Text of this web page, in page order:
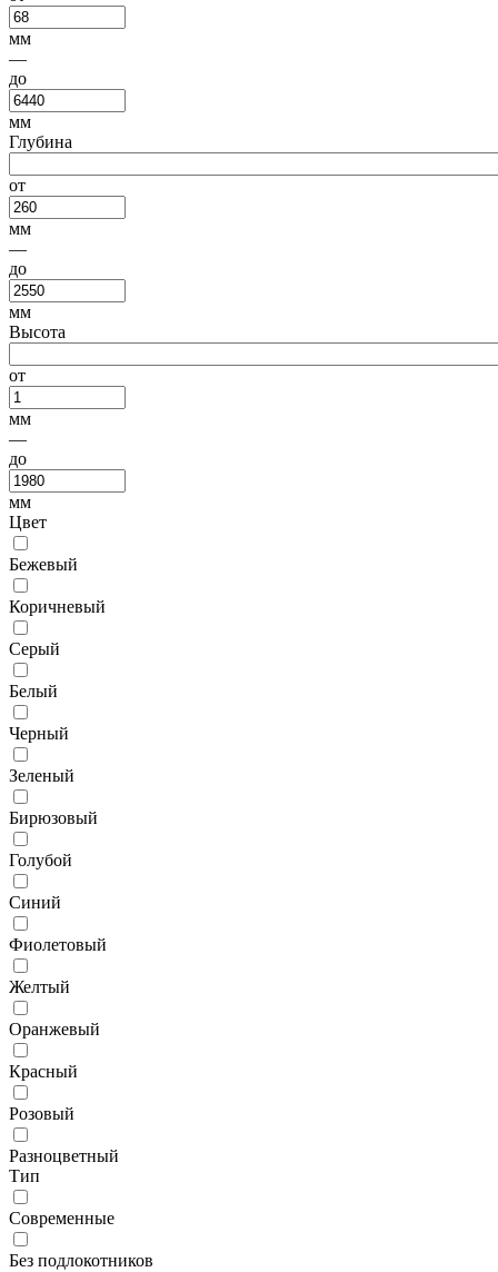
мм
—
до
мм
Глубина
от
мм
—
до
мм
Высота
от
мм
—
до
мм
Цвет
Бежевый
Коричневый
Серый
Белый
Черный
Зеленый
Бирюзовый
Голубой
Синий
Фиолетовый
Желтый
Оранжевый
Красный
Розовый
Разноцветный
Тип
Современные
Без подлокотников